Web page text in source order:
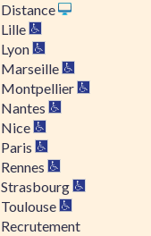
Distance
Lille
Lyon
Marseille
Montpellier
Nantes
Nice
Paris
Rennes
Strasbourg
Toulouse
Recrutement